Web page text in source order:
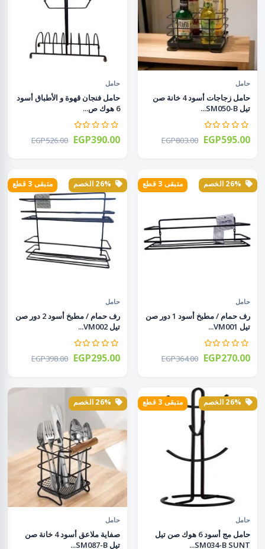
حامل
حامل زجاجات أسود 4 خانة صن
تيل SM050-B...
EGP803.00 EGP595.00
حامل
حامل فنجان قهوة و الأطباق أسود
6 هوك ص...
EGP526.00 EGP390.00
متبقى 3 قطع
حامل
رف حمام / مطبخ أسود 1 دور صن
تيل VM001...
EGP364.00 EGP270.00
متبقى 3 قطع
حامل
رف حمام / مطبخ أسود 2 دور صن
تيل VM002...
EGP398.00 EGP295.00
متبقى 3 قطع
حامل
حامل مج أسود 6 هوك صن تيل
SM034-B SUNT...
حامل
صفاية ملاعق أسود 4 خانة صن
تيل SM087-B...